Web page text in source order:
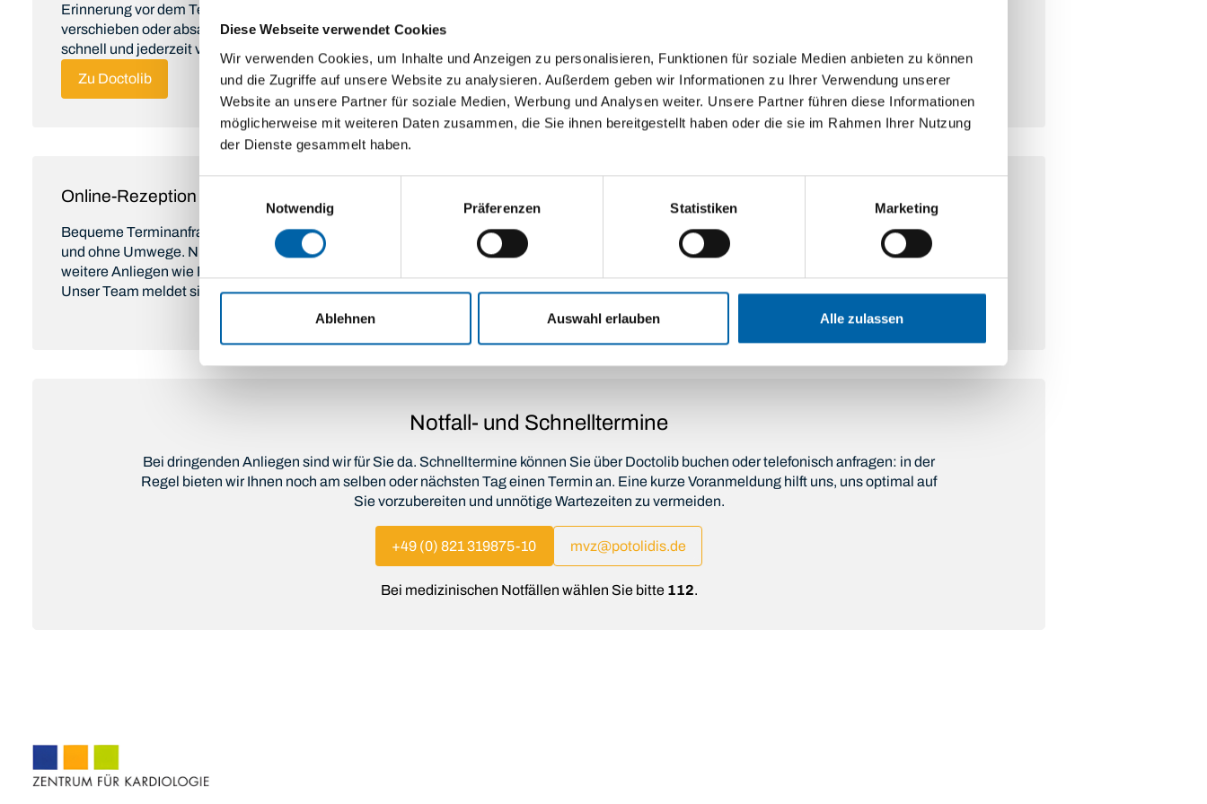
Diese Webseite verwendet Cookies
Wir verwenden Cookies, um Inhalte und Anzeigen zu personalisieren, Funktionen für soziale Medien anbieten zu können
und die Zugriffe auf unsere Website zu analysieren. Außerdem geben wir Informationen zu Ihrer Verwendung unserer
Website an unsere Partner für soziale Medien, Werbung und Analysen weiter. Unsere Partner führen diese Informationen
möglicherweise mit weiteren Daten zusammen, die Sie ihnen bereitgestellt haben oder die sie im Rahmen Ihrer Nutzung
der Dienste gesammelt haben.
Notwendig
Präferenzen Statistiken Marketing
Ablehnen Auswahl erlauben Alle zulassen
Erinnerung vor dem Termin und können ihn bei Bedarf unkompliziert
verschieben oder absagen. Kein Anruf, keine Warteschleife: einfach,
schnell und jederzeit verfügbar.
Zu Doctolib
Online-Rezeption
Bequeme Terminanfrage direkt über unsere Website: ohne Telefonat
und ohne Umwege. Nutzen Sie die Online-Rezeption auch für
weitere Anliegen wie Rezeptanfragen oder allgemeine Rückfragen.
Unser Team meldet sich zeitnah bei Ihnen zurück.
Schriftliche Terminwünsche senden Sie an mvz@potolidis.de
Nutzen Sie diese Option, wenn Sie Ihr Anliegen in Ruhe schildern
planen Sie etwas mehr Vorlaufzeit ein, wir melden uns
schnellstmöglich bei Ihnen.
Notfall- und Schnelltermine
Bei dringenden Anliegen sind wir für Sie da. Schnelltermine können Sie über Doctolib buchen oder telefonisch anfragen: in der
Regel bieten wir Ihnen noch am selben oder nächsten Tag einen Termin an. Eine kurze Voranmeldung hilft uns, uns optimal auf
Sie vorzubereiten und unnötige Wartezeiten zu vermeiden.
+49 (0) 821 319875-10 mvz@potolidis.de
Bei medizinischen Notfällen wählen Sie bitte 112.